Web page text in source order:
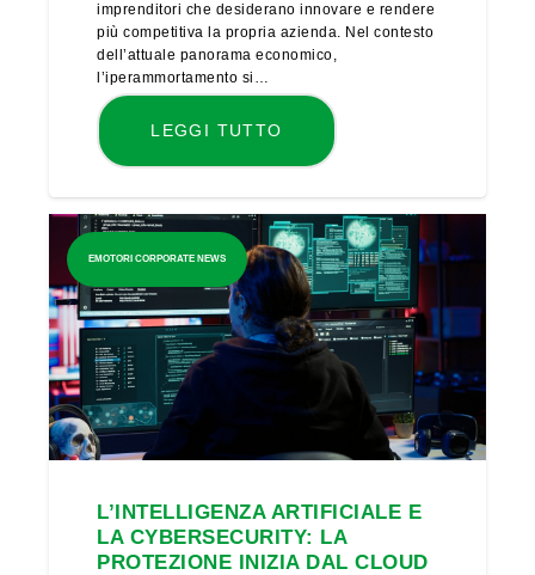
imprenditori che desiderano innovare e rendere
più competitiva la propria azienda. Nel contesto
dell’attuale panorama economico,
l’iperammortamento si…
LEGGI TUTTO
EMOTORI CORPORATE NEWS
L’INTELLIGENZA ARTIFICIALE E
LA CYBERSECURITY: LA
PROTEZIONE INIZIA DAL CLOUD